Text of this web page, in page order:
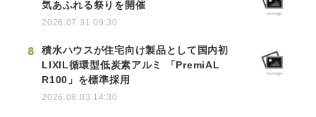
気あふれる祭りを開催
2026.07.31 09:30
8
積水ハウスが住宅向け製品として国内初
LIXIL循環型低炭素アルミ 「PremiAL
R100」を標準採用
2026.08.03 14:30